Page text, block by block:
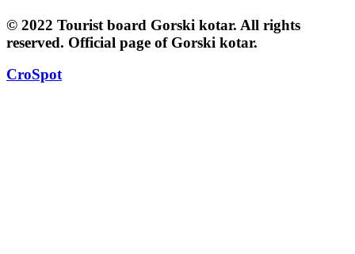
© 2022 Tourist board Gorski kotar. All rights
reserved. Official page of Gorski kotar.
CroSpot